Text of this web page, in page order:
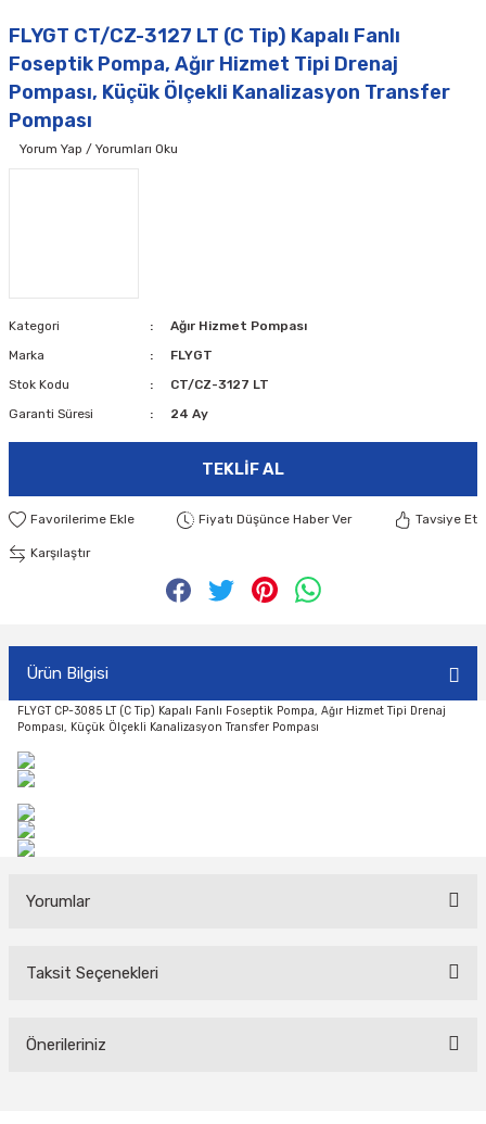
FLYGT CT/CZ-3127 LT (C Tip) Kapalı Fanlı
Foseptik Pompa, Ağır Hizmet Tipi Drenaj
Pompası, Küçük Ölçekli Kanalizasyon Transfer
Pompası
Yorum Yap / Yorumları Oku
Kategori
Ağır Hizmet Pompası
Marka
FLYGT
Stok Kodu
CT/CZ-3127 LT
Garanti Süresi
24 Ay
TEKLIF AL
Fiyatı Düşünce Haber Ver Tavsiye Et
Karşılaştır
Ürün Bilgisi
FLYGT CP-3085 LT (C Tip) Kapalı Fanlı Foseptik Pompa, Ağır Hizmet Tipi Drenaj
Pompası, Küçük Ölçekli Kanalizasyon Transfer Pompası
Yorumlar
Bu ürüne ilk yorumu siz yapın!
Taksit Seçenekleri
Önerileriniz